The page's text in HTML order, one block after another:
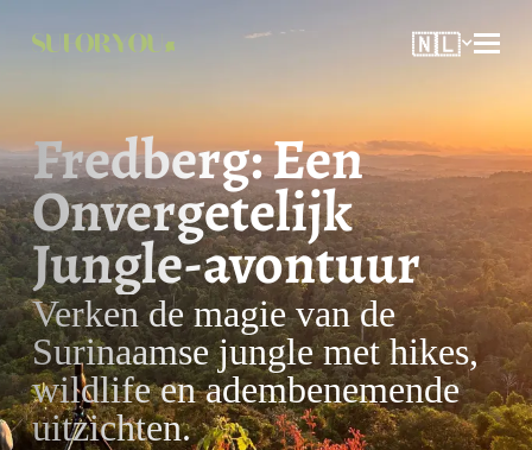
🇳🇱
Fredberg: Een
Onvergetelijk
Jungle-avontuur
Verken de magie van de
Surinaamse jungle met hikes,
wildlife en adembenemende
uitzichten.